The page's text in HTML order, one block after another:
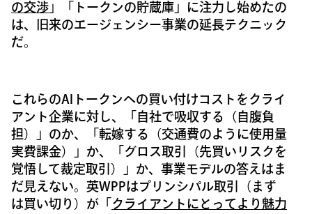
の交渉 」「トークンの貯蔵庫」に注力し始めたの
は、旧来のエージェンシー事業の延長テクニック
だ。
これらのAIトークンへの買い付けコストをクライ
アント企業に対し、「自社で吸収する（自腹負
担）」のか、「転嫁する（交通費のように使用量
実費課金）」か、「グロス取引（先買いリスクを
覚悟して裁定取引）」か、事業モデルの答えはま
だ見えない。英WPPはプリンシパル取引（まず
は買い切り）が「 クライアントにとってより魅力